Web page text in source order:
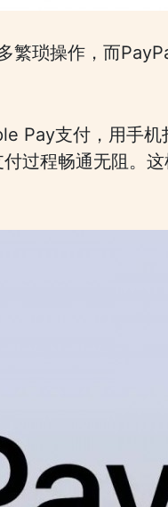
繁琐操作，而
Pay支付，用手机
过程畅通无阻。